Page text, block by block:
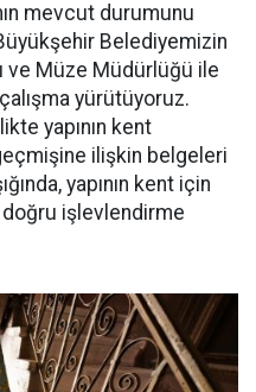
mevcut durumunu
Belediyemizin
ve Müze Müdürlüğü ile
yürütüyoruz.
yapının kent
ilişkin belgeleri
yapının kent için
doğru işlevlendirme